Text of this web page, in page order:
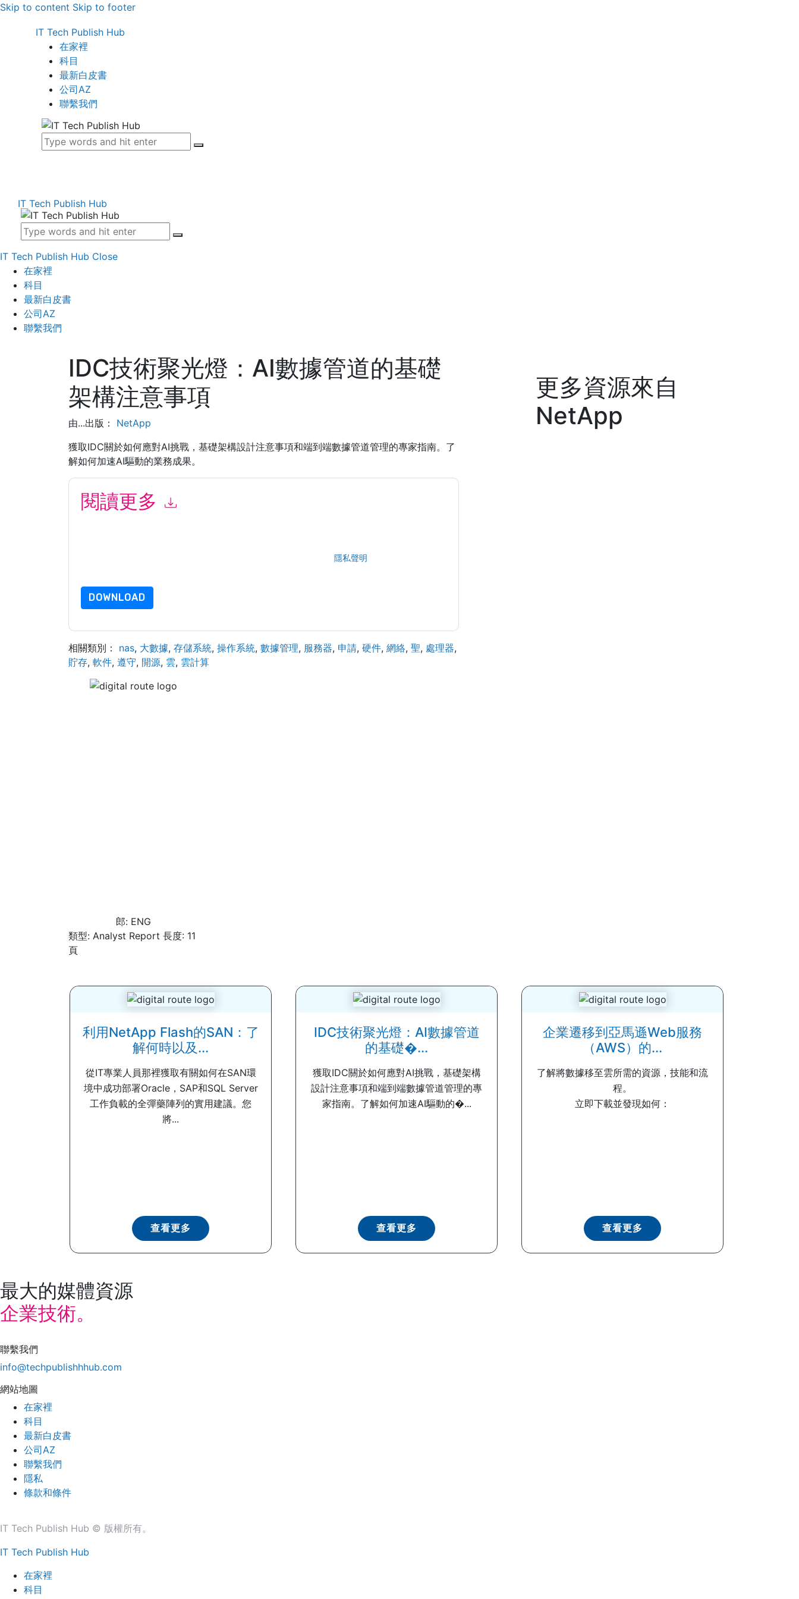
Skip to content Skip to footer
IT Tech Publish Hub
在家裡
科目
最新白皮書
公司AZ
聯繫我們
IT Tech Publish Hub
IT Tech Publish Hub Close
在家裡
科目
最新白皮書
公司AZ
聯繫我們
IDC技術聚光燈：AI數據管道的基礎
架構注意事項
由...出版： NetApp
獲取IDC關於如何應對AI挑戰，基礎架構設計注意事項和端到端數據管道管理的專家指南。了
解如何加速AI驅動的業務成果。
閱讀更多
隱私聲明
DOWNLOAD
相關類別： nas, 大數據, 存儲系統, 操作系統, 數據管理, 服務器, 申請, 硬件, 網絡, 聖, 處理器,
貯存, 軟件, 遵守, 開源, 雲, 雲計算
郎: ENG
類型: Analyst Report 長度: 11
頁
更多資源來自
NetApp
利用NetApp Flash的SAN：了
解何時以及...
從IT專業人員那裡獲取有關如何在SAN環
境中成功部署Oracle，SAP和SQL Server
工作負載的全彈藥陣列的實用建議。您
將...
查看更多
IDC技術聚光燈：AI數據管道
的基礎�...
獲取IDC關於如何應對AI挑戰，基礎架構
設計注意事項和端到端數據管道管理的專
家指南。了解如何加速AI驅動的�...
查看更多
企業遷移到亞馬遜Web服務
（AWS）的...
了解將數據移至雲所需的資源，技能和流
程。
立即下載並發現如何：
查看更多
最大的媒體資源
企業技術。
聯繫我們
info@techpublishhhub.com
網站地圖
在家裡
科目
最新白皮書
公司AZ
聯繫我們
隱私
條款和條件
IT Tech Publish Hub © 版權所有。
IT Tech Publish Hub
在家裡
科目